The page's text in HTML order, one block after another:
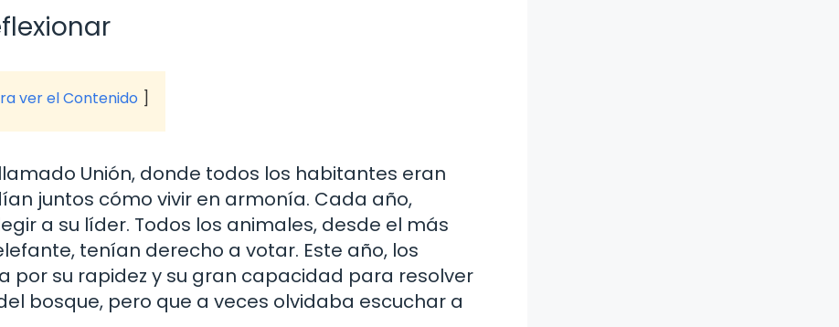
ver el Contenido
Unión, donde todos los habitantes eran
juntos cómo vivir en armonía. Cada año,
a su líder. Todos los animales, desde el más
tenían derecho a votar. Este año, los
por su rapidez y su gran capacidad para resolver
bosque, pero que a veces olvidaba escuchar a